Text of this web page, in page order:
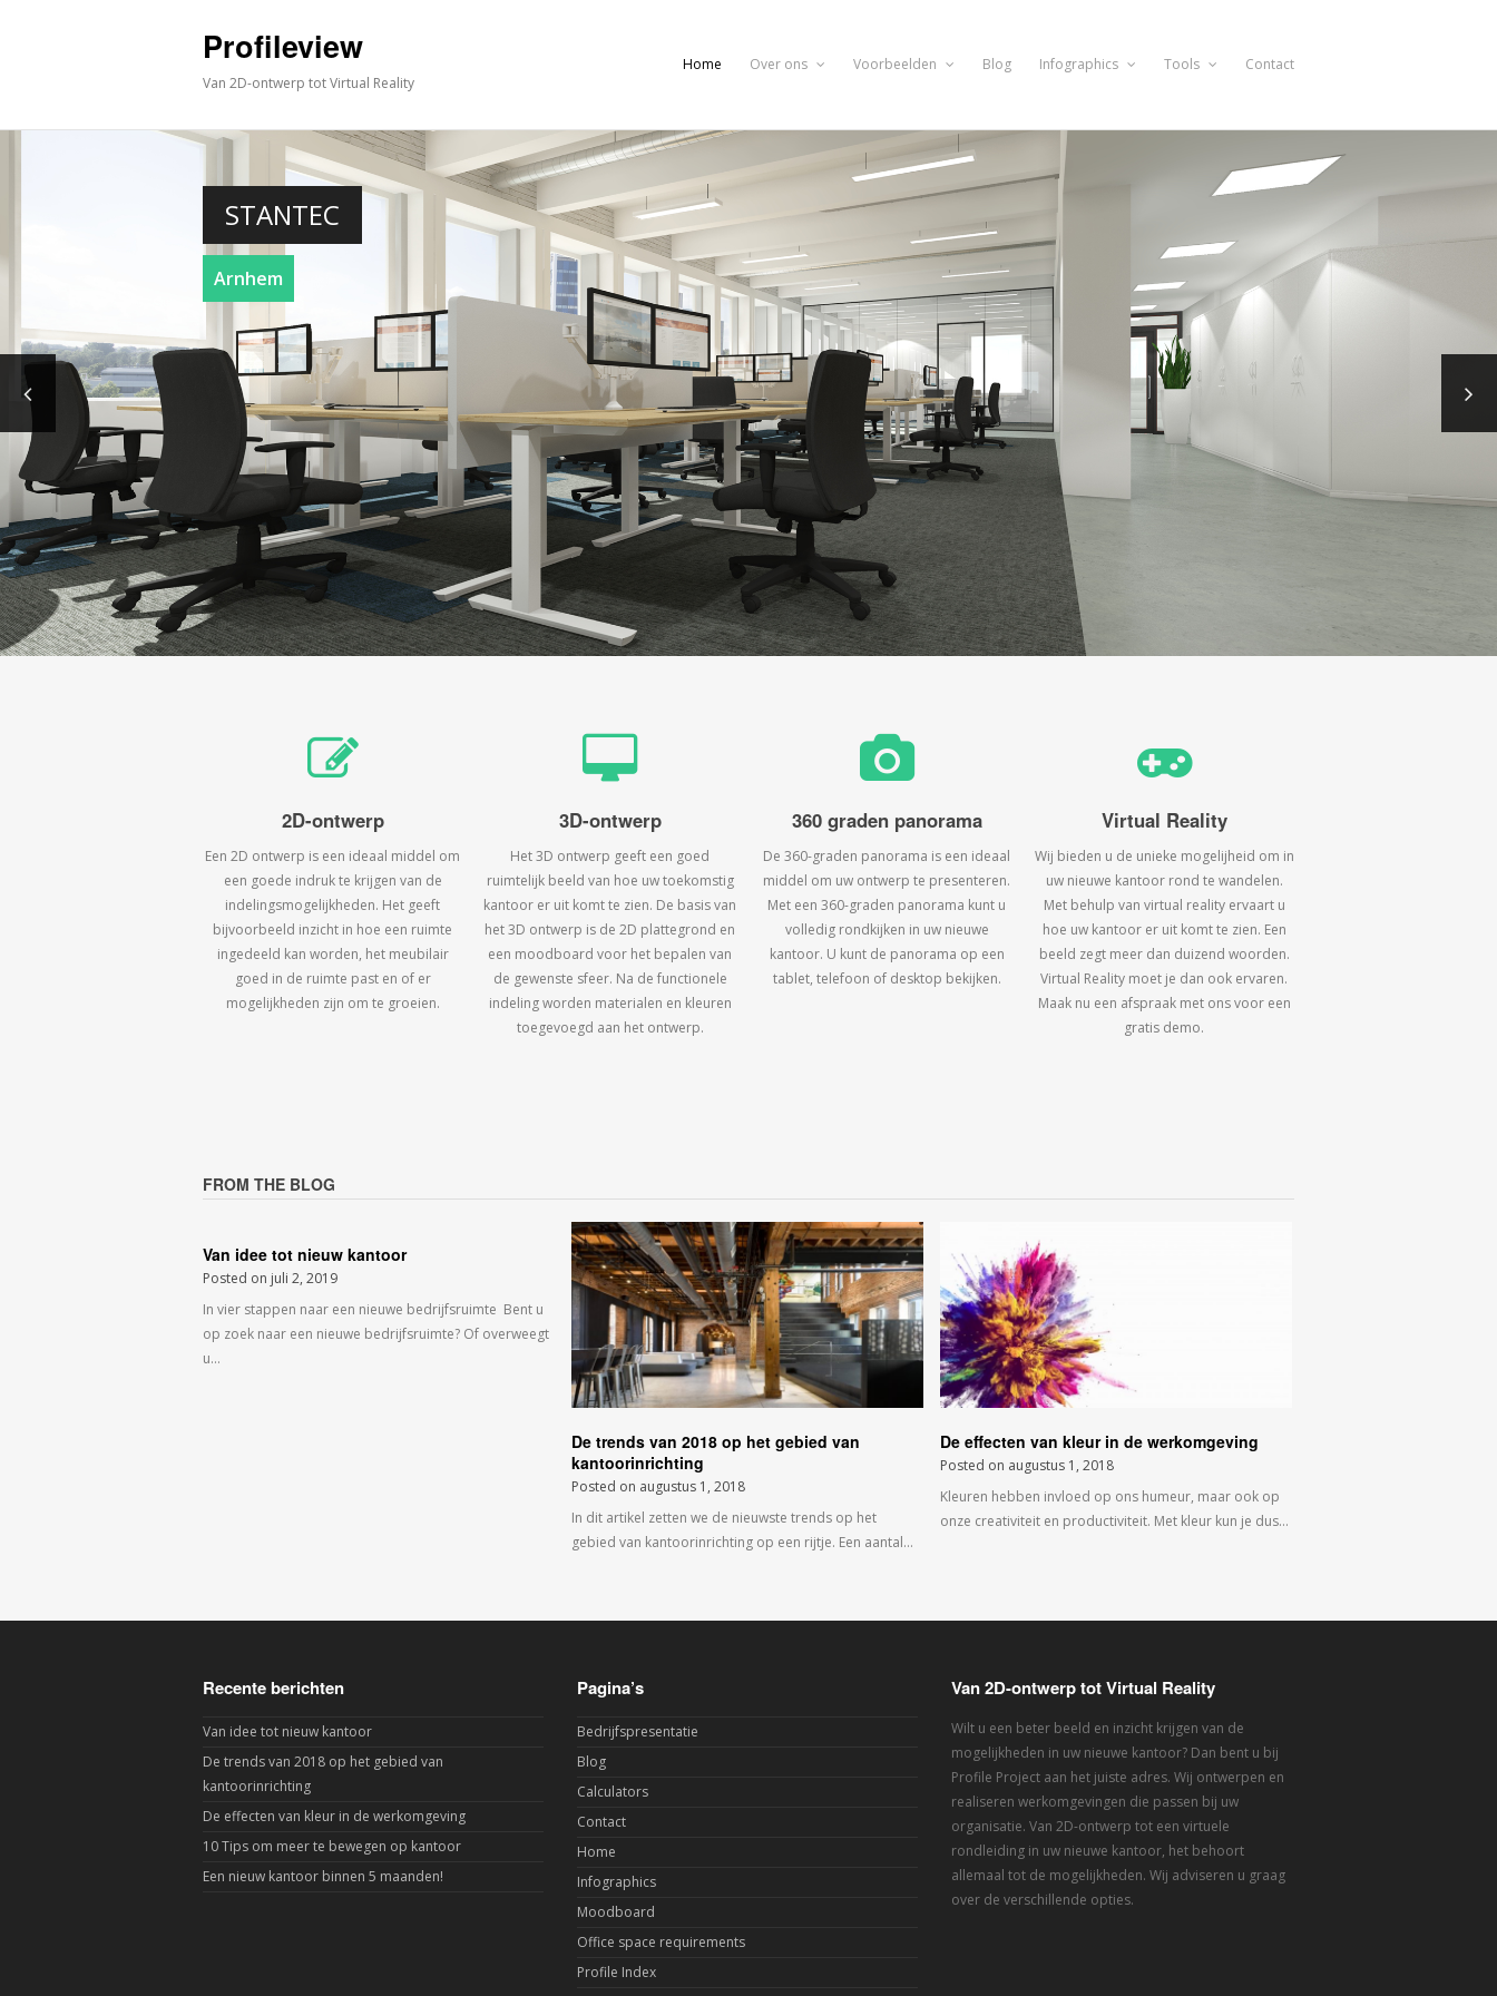
Profileview
Van 2D-ontwerp tot Virtual Reality
Home Over ons Voorbeelden Blog Infographics Tools Contact
STANTEC
Arnhem
2D-ontwerp
Een 2D ontwerp is een ideaal middel om
een goede indruk te krijgen van de
indelingsmogelijkheden. Het geeft
bijvoorbeeld inzicht in hoe een ruimte
ingedeeld kan worden, het meubilair
goed in de ruimte past en of er
mogelijkheden zijn om te groeien.
3D-ontwerp
Het 3D ontwerp geeft een goed
ruimtelijk beeld van hoe uw toekomstig
kantoor er uit komt te zien. De basis van
het 3D ontwerp is de 2D plattegrond en
een moodboard voor het bepalen van
de gewenste sfeer. Na de functionele
indeling worden materialen en kleuren
toegevoegd aan het ontwerp.
360 graden panorama
De 360-graden panorama is een ideaal
middel om uw ontwerp te presenteren.
Met een 360-graden panorama kunt u
volledig rondkijken in uw nieuwe
kantoor. U kunt de panorama op een
tablet, telefoon of desktop bekijken.
Virtual Reality
Wij bieden u de unieke mogelijheid om in
uw nieuwe kantoor rond te wandelen.
Met behulp van virtual reality ervaart u
hoe uw kantoor er uit komt te zien. Een
beeld zegt meer dan duizend woorden.
Virtual Reality moet je dan ook ervaren.
Maak nu een afspraak met ons voor een
gratis demo.
FROM THE BLOG
Van idee tot nieuw kantoor
Posted on juli 2, 2019
In vier stappen naar een nieuwe bedrijfsruimte Bent u
op zoek naar een nieuwe bedrijfsruimte? Of overweegt
u…
De trends van 2018 op het gebied van
kantoorinrichting
Posted on augustus 1, 2018
In dit artikel zetten we de nieuwste trends op het
gebied van kantoorinrichting op een rijtje. Een aantal…
De effecten van kleur in de werkomgeving
Posted on augustus 1, 2018
Kleuren hebben invloed op ons humeur, maar ook op
onze creativiteit en productiviteit. Met kleur kun je dus…
Recente berichten
Van idee tot nieuw kantoor
De trends van 2018 op het gebied van
kantoorinrichting
De effecten van kleur in de werkomgeving
10 Tips om meer te bewegen op kantoor
Een nieuw kantoor binnen 5 maanden!
Pagina’s
Bedrijfspresentatie
Blog
Calculators
Contact
Home
Infographics
Moodboard
Office space requirements
Profile Index
Van 2D-ontwerp tot Virtual Reality
Wilt u een beter beeld en inzicht krijgen van de
mogelijkheden in uw nieuwe kantoor? Dan bent u bij
Profile Project aan het juiste adres. Wij ontwerpen en
realiseren werkomgevingen die passen bij uw
organisatie. Van 2D-ontwerp tot een virtuele
rondleiding in uw nieuwe kantoor, het behoort
allemaal tot de mogelijkheden. Wij adviseren u graag
over de verschillende opties.